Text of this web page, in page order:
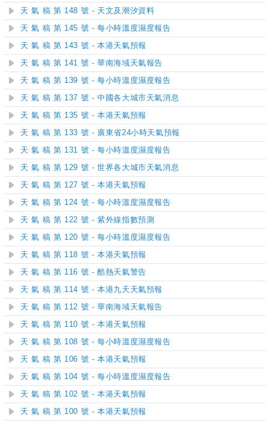
天 氣 稿 第 148 號 - 天文及潮汐資料
天 氣 稿 第 145 號 - 每小時溫度濕度報告
天 氣 稿 第 143 號 - 本港天氣預報
天 氣 稿 第 141 號 - 華南海域天氣報告
天 氣 稿 第 139 號 - 每小時溫度濕度報告
天 氣 稿 第 137 號 - 中國各大城市天氣消息
天 氣 稿 第 135 號 - 本港天氣預報
天 氣 稿 第 133 號 - 廣東省24小時天氣預報
天 氣 稿 第 131 號 - 每小時溫度濕度報告
天 氣 稿 第 129 號 - 世界各大城市天氣消息
天 氣 稿 第 127 號 - 本港天氣預報
天 氣 稿 第 124 號 - 每小時溫度濕度報告
天 氣 稿 第 122 號 - 紫外線指數預測
天 氣 稿 第 120 號 - 每小時溫度濕度報告
天 氣 稿 第 118 號 - 本港天氣預報
天 氣 稿 第 116 號 - 酷熱天氣警告
天 氣 稿 第 114 號 - 本港九天天氣預報
天 氣 稿 第 112 號 - 華南海域天氣報告
天 氣 稿 第 110 號 - 本港天氣預報
天 氣 稿 第 108 號 - 每小時溫度濕度報告
天 氣 稿 第 106 號 - 本港天氣預報
天 氣 稿 第 104 號 - 每小時溫度濕度報告
天 氣 稿 第 102 號 - 本港天氣預報
天 氣 稿 第 100 號 - 本港天氣預報